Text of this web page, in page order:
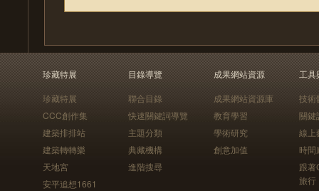
珍藏特展
珍藏特展
CCC創作集
建築排排站
建築轉轉樂
天地宮
安平追想1661
目錄導覽
聯合目錄
快速關鍵詞導覽
主題分類
典藏機構
進階搜尋
成果網站資源
成果網站資源庫
教育學習
學術研究
創意加值
工具
技術
關鍵
線上
時間
跟
旅行